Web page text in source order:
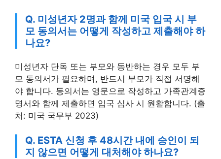
Q. 미성년자 2명과 함께 미국 입국 시 부
모 동의서는 어떻게 작성하고 제출해야 하
나요?
미성년자 단독 또는 부모와 동반하는 경우 모두 부
모 동의서가 필요하며, 반드시 부모가 직접 서명해
야 합니다. 동의서는 영문으로 작성하고 가족관계증
명서와 함께 제출하면 입국 심사 시 원활합니다. (출
처: 미국 국무부 2023)
Q. ESTA 신청 후 48시간 내에 승인이 되
지 않으면 어떻게 대처해야 하나요?